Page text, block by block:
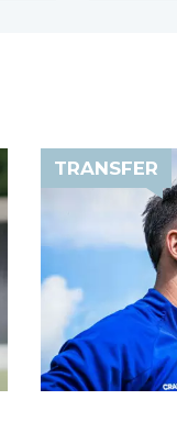
TRANSFER